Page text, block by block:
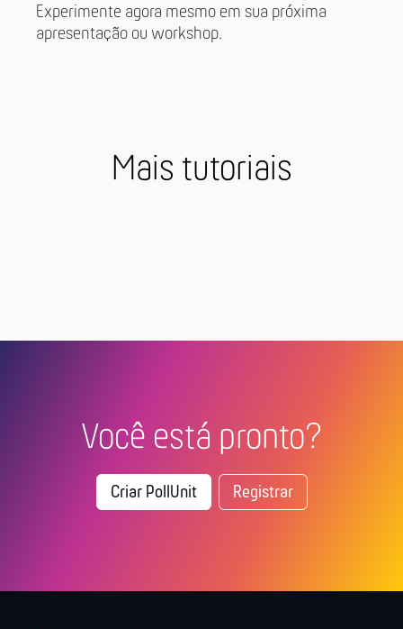
Experimente agora mesmo em sua próxima
apresentação ou workshop.
Mais tutoriais
Você está pronto?
Criar PollUnit Registrar